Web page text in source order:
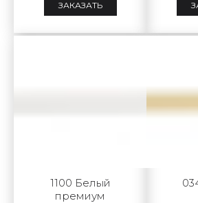
ЗАКАЗАТЬ
1100 Белый
премиум